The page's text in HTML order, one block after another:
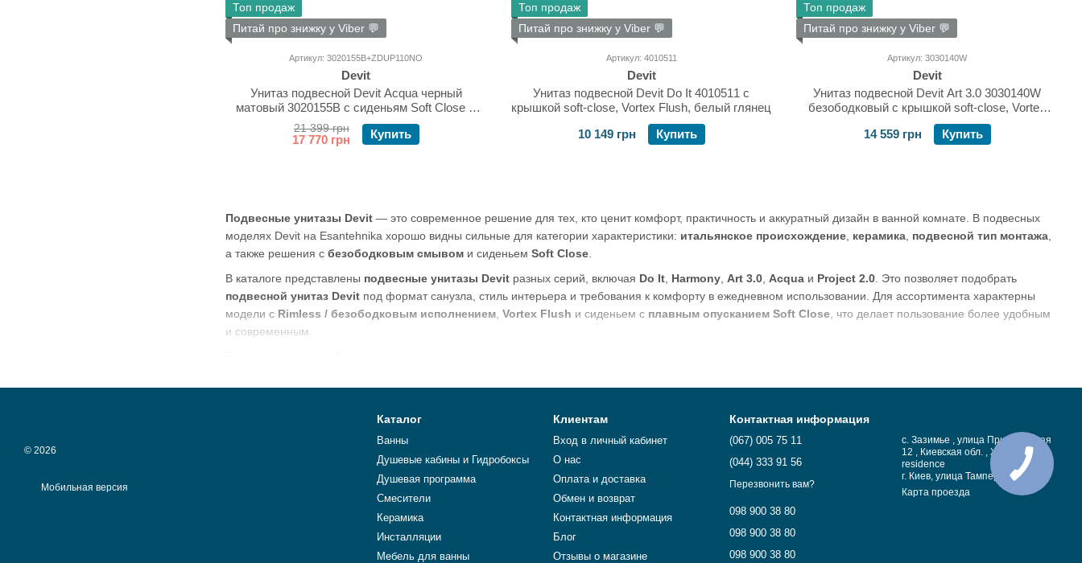
Подвесные унитазы Devit — это современное решение для тех, кто ценит комфорт, практичность и аккуратный дизайн в ванной комнате. В подвесных
моделях Devit на Esantehnika хорошо видны сильные для категории характеристики: итальянское происхождение, керамика, подвесной тип монтажа,
а также решения с безободковым смывом и сиденьем Soft Close.
В каталоге представлены подвесные унитазы Devit разных серий, включая Do It Harmony Art 3.0 Acqua и Project 2.0 . Это позволяет подобрать
подвесной унитаз Devit под формат санузла, стиль интерьера и требования к комфорту в ежедневном использовании. Для ассортимента характерны
модели с Rimless / безободковым исполнением Vortex Flush и сиденьем с плавным опусканием Soft Close , что делает пользование более удобным
и современным.
современной ванной комнаты. Каждыйподвесной унитаз Devitсочетает комфорт, актуальный внешний вид и практичность, помогая создать эстетичное и
Топ продаж
Питай про знижку у Viber 💬
Артикул: 3020155B+ZDUP110NO
Devit
Унитаз подвесной Devit Acqua черный
матовый 3020155B с сиденьям Soft Close +
Гигиенический душ Paffoni Tweet Round
черный матовый ZDUP 110 NO
21 399 грн
17 770 грн Купить
Топ продаж
Питай про знижку у Viber 💬
Артикул: 4010511
Devit
Унитаз подвесной Devit Do It 4010511 с
крышкой soft-close, Vortex Flush, белый глянец
10 149 грн
Купить
Топ продаж
Питай про знижку у Viber 💬
Артикул: 3030140W
Devit
Унитаз подвесной Devit Art 3.0 3030140W
безободковый с крышкой soft-close, Vortex
Flush, белый матовый
14 559 грн
Купить
© 2026
Мобильная версия
Каталог
Ванны
Душевые кабины и Гидробоксы
Душевая программа
Смесители
Керамика
Инсталляции
Мебель для ванны
Клиентам
Вход в личный кабинет
О нас
Оплата и доставка
Обмен и возврат
Контактная информация
Блог
Отзывы о магазине
Контактная информация
(067) 005 75 11
(044) 333 91 56
Перезвонить вам?
098 900 38 80
098 900 38 80
098 900 38 80
с. Зазимье , улица Придорожная
12 , Киевская обл. , ЖК Desna
residence
г. Киев, улица Тампере 11А оф.4
Карта проезда